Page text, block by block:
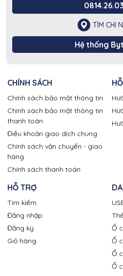
TÌM CHI
Hệ thống
CHÍNH SÁCH
Chính sách bảo mật thông tin
Chính sách bảo mật thông tin
thanh toán
Điều khoản giao dịch chung
Chính sách vận chuyển - giao
hàng
Chính sách thanh toán
HỖ TRỢ
Tìm kiếm
Đăng nhập
Đăng ký
Giỏ hàng
Ổ
Ổ
Ổ
Ổ